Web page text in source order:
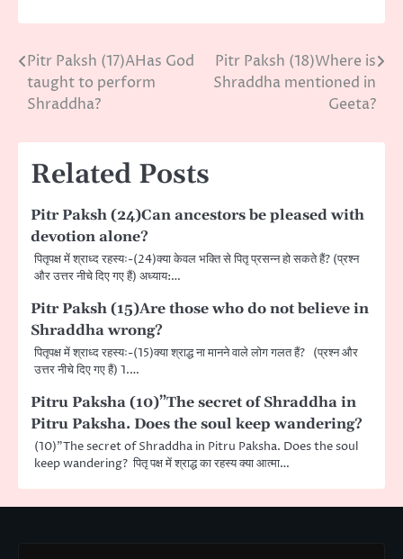
Post
navigation
Pitr Paksh (17)AHas God
taught to perform
Shraddha?
Pitr Paksh (18)Where is
Shraddha mentioned in
Geeta?
Related Posts
Pitr Paksh (24)Can ancestors be pleased with
devotion alone?
पितृपक्ष में श्राध्द रहस्यः-(24)क्या केवल भक्ति से पितृ प्रसन्न हो सकते हैं? (प्रश्न
और उत्तर नीचे दिए गए हैं) अध्याय:…
Pitr Paksh (15)Are those who do not believe in
Shraddha wrong?
पितृपक्ष में श्राध्द रहस्यः-(15)क्या श्राद्ध ना मानने वाले लोग गलत हैं? (प्रश्न और
उत्तर नीचे दिए गए हैं) 1.…
Pitru Paksha (10)”The secret of Shraddha in
Pitru Paksha. Does the soul keep wandering?
(10)”The secret of Shraddha in Pitru Paksha. Does the soul
keep wandering? पितृ पक्ष में श्राद्ध का रहस्य क्या आत्मा…